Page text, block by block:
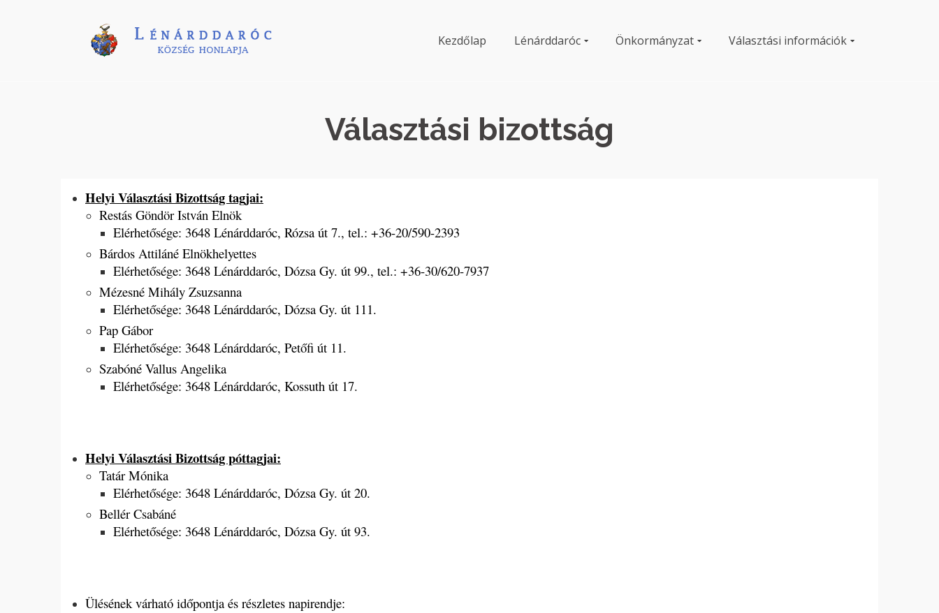
Kezdőlap Lénárddaróc Önkormányzat Választási információk
Választási bizottság
Helyi Választási Bizottság tagjai:
Restás Göndör István Elnök
Elérhetősége: 3648 Lénárddaróc, Rózsa út 7., tel.: +36-20/590-2393
Bárdos Attiláné Elnökhelyettes
Elérhetősége: 3648 Lénárddaróc, Dózsa Gy. út 99., tel.: +36-30/620-7937
Mézesné Mihály Zsuzsanna
Elérhetősége: 3648 Lénárddaróc, Dózsa Gy. út 111.
Pap Gábor
Elérhetősége: 3648 Lénárddaróc, Petőfi út 11.
Szabóné Vallus Angelika
Elérhetősége: 3648 Lénárddaróc, Kossuth út 17.
Helyi Választási Bizottság póttagjai:
Tatár Mónika
Elérhetősége: 3648 Lénárddaróc, Dózsa Gy. út 20.
Bellér Csabáné
Elérhetősége: 3648 Lénárddaróc, Dózsa Gy. út 93.
Ülésének várható időpontja és részletes napirendje: